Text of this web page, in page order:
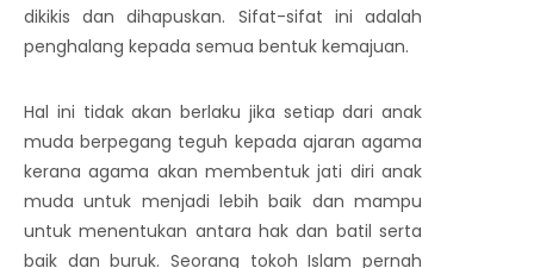
dikikis dan dihapuskan. Sifat-sifat ini adalah
penghalang kepada semua bentuk kemajuan.
Hal ini tidak akan berlaku jika setiap dari anak
muda berpegang teguh kepada ajaran agama
kerana agama akan membentuk jati diri anak
muda untuk menjadi lebih baik dan mampu
untuk menentukan antara hak dan batil serta
baik dan buruk. Seorang tokoh Islam pernah